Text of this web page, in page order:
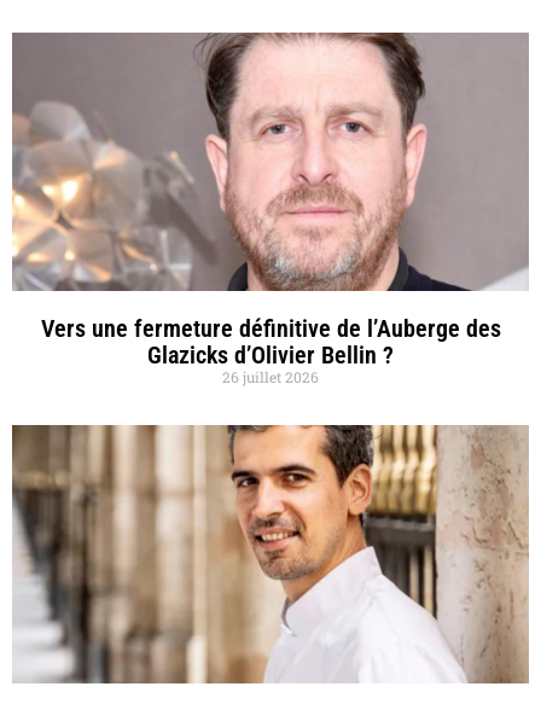
Vers une fermeture définitive de l’Auberge des
Glazicks d’Olivier Bellin ?
26 juillet 2026